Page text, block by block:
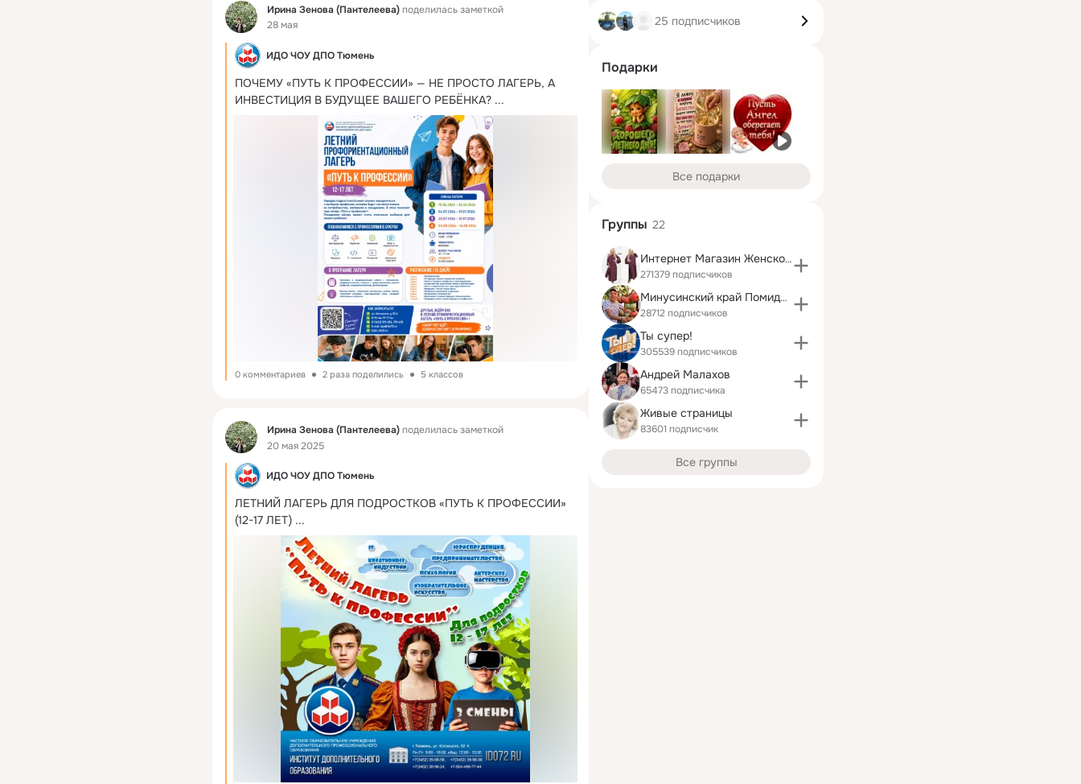
Фид Ирина Зенова (Пантелеева)поделилась заметкой
28 мая
ИДО ЧОУ ДПО Тюмень
ПОЧЕМУ «ПУТЬ К ПРОФЕССИИ» — НЕ ПРОСТО ЛАГЕРЬ, А
ИНВЕСТИЦИЯ В БУДУЩЕЕ ВАШЕГО РЕБЁНКА? ...
0 комментариев 2 раза поделились 5 классов
Фид Ирина Зенова (Пантелеева)поделилась заметкой
20 мая 2025
ИДО ЧОУ ДПО Тюмень
ЛЕТНИЙ ЛАГЕРЬ ДЛЯ ПОДРОСТКОВ «ПУТЬ К ПРОФЕССИИ»
(12-17 ЛЕТ) ...
25 подписчиков
Подарки
Все подарки
Группы 22
Интернет Магазин Женской одежды )))
271379 подписчиков
Минусинский край Помидорный рай
28712 подписчиков
Ты супер!
305539 подписчиков
Андрей Малахов
65473 подписчика
Живые страницы
83601 подписчик
Все группы